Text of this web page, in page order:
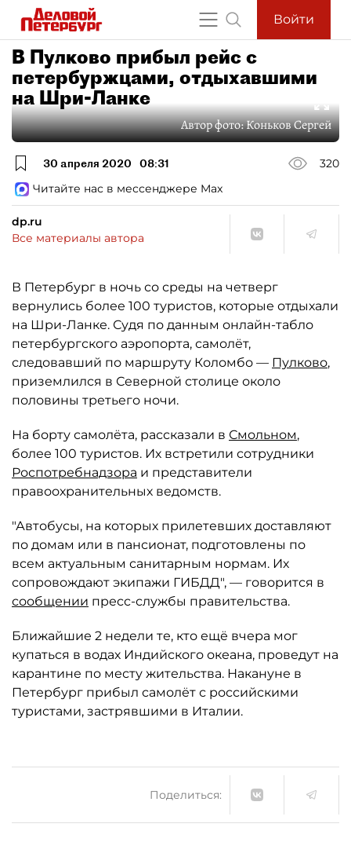
Войти
В Пулково прибыл рейс с
петербуржцами, отдыхавшими
на Шри-Ланке
Автор фото:Коньков Сергей
30 апреля 2020 08:31
320
Читайте нас в мессенджере Max
dp.ru
Все материалы автора
В Петербург в ночь со среды на четверг
вернулись более 100 туристов, которые отдыхали
на Шри-Ланке. Судя по данным онлайн-табло
петербургского аэропорта, самолёт,
следовавший по маршруту Коломбо — Пулково,
приземлился в Северной столице около
половины третьего ночи.
На борту самолёта, рассказали в Смольном,
более 100 туристов. Их встретили сотрудники
Роспотребнадзора и представители
правоохранительных ведомств.
"Автобусы, на которых прилетевших доставляют
по домам или в пансионат, подготовлены по
всем актуальным санитарным нормам. Их
сопровождают экипажи ГИБДД", — говорится в
сообщении пресс-службы правительства.
Ближайшие 2 недели те, кто ещё вчера мог
купаться в водах Индийского океана, проведут на
карантине по месту жительства. Накануне в
Петербург прибыл самолёт с российскими
туристами, застрявшими в Италии.
Поделиться: